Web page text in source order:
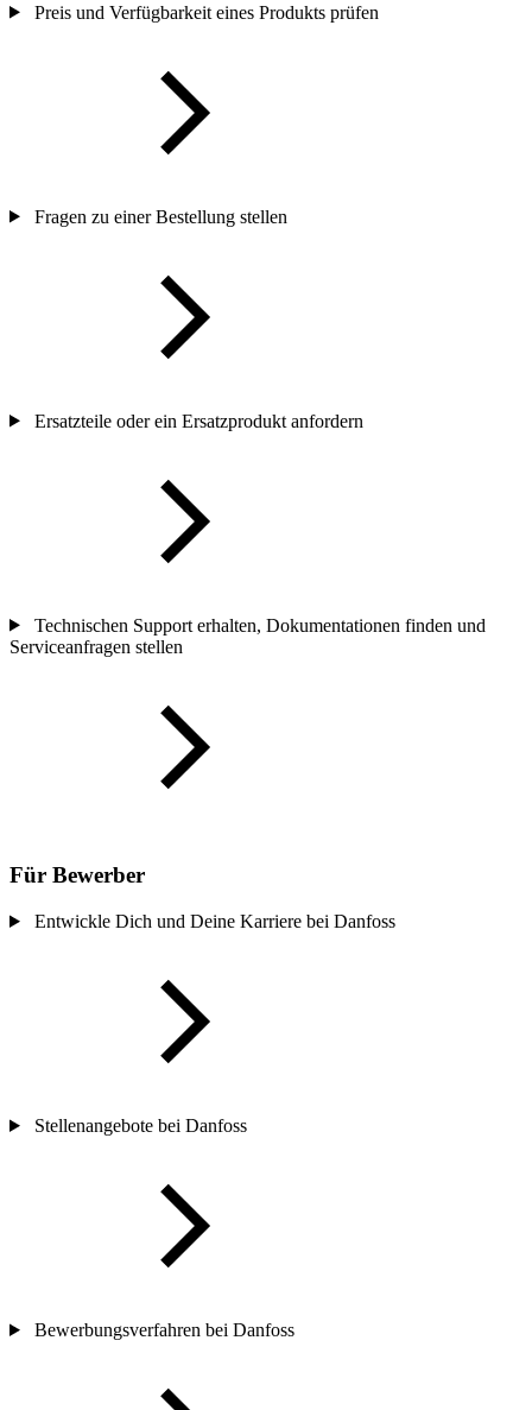
Preis und Verfügbarkeit eines Produkts prüfen
Fragen zu einer Bestellung stellen
Ersatzteile oder ein Ersatzprodukt anfordern
Technischen Support erhalten, Dokumentationen finden und
Serviceanfragen stellen
Für Bewerber
Entwickle Dich und Deine Karriere bei Danfoss
Stellenangebote bei Danfoss
Bewerbungsverfahren bei Danfoss